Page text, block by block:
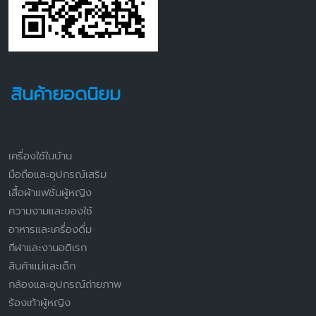
สินค้ายอดนิยม
เครื่องใช้ในบ้าน
มือถือและอุปกรณ์เสริม
เสื้อผ้าแฟชั่นผู้หญิง
ความงามและของใช้
อาหารและเครื่องดื่ม
กีฬาและงานอดิเรก
สินค้าแม่และเด็ก
กล้องและอุปกรณ์ถ่ายภาพ
ร้องเท้าผู้หญิง